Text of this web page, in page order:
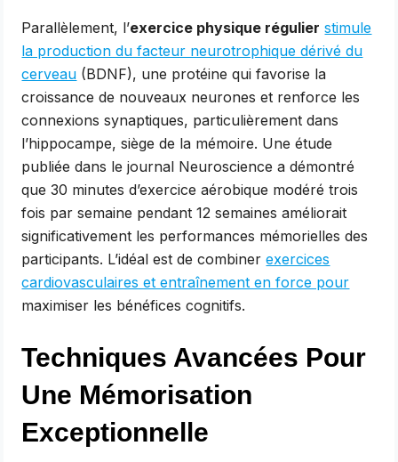
Parallèlement, l’exercice physique régulier stimule
la production du facteur neurotrophique dérivé du
cerveau (BDNF), une protéine qui favorise la
croissance de nouveaux neurones et renforce les
connexions synaptiques, particulièrement dans
l’hippocampe, siège de la mémoire. Une étude
publiée dans le journal Neuroscience a démontré
que 30 minutes d’exercice aérobique modéré trois
fois par semaine pendant 12 semaines améliorait
significativement les performances mémorielles des
participants. L’idéal est de combinerexercices
cardiovasculaires et entraînement en force pour
maximiser les bénéfices cognitifs.
Techniques Avancées Pour
Une Mémorisation
Exceptionnelle